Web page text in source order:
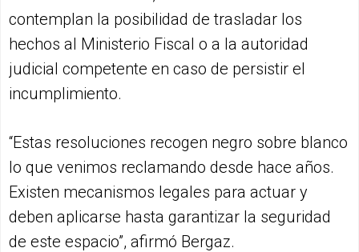
contemplan la posibilidad de trasladar los
hechos al Ministerio Fiscal o a la autoridad
judicial competente en caso de persistir el
incumplimiento.
“Estas resoluciones recogen negro sobre blanco
lo que venimos reclamando desde hace años.
Existen mecanismos legales para actuar y
deben aplicarse hasta garantizar la seguridad
de este espacio”, afirmó Bergaz.